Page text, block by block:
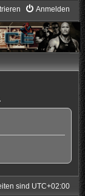
Anmelden
sind UTC+02:00